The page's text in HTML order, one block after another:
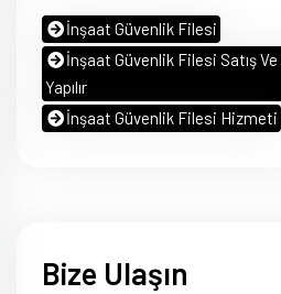
İnşaat Güvenlik Filesi
İnşaat Güvenlik Filesi Satış
Yapılır
İnşaat Güvenlik Filesi Hizmeti
Bize Ulaşın